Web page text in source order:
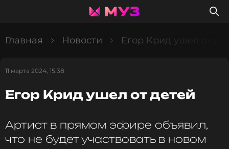
Главная Новости Егор Крид ушел от
11 марта 2024, 15:38
Егор Крид ушел от детей
Артист в прямом эфире объявил,
что не будет участвовать в новом